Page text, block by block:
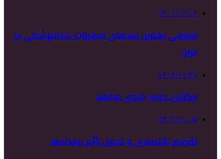
۱۴۰۲/۱۲/۱۲
معرفی بهترین برندهای تجهیزات دندانپزشکی در
ایران
۱۴۰۲/۱۱/۲۹
برگزاری دوره بانوی مجاهد
۱۴۰۲/۱۱/۰۵
تقویم اقتصادی و تحلیل تأثیر رویدادها